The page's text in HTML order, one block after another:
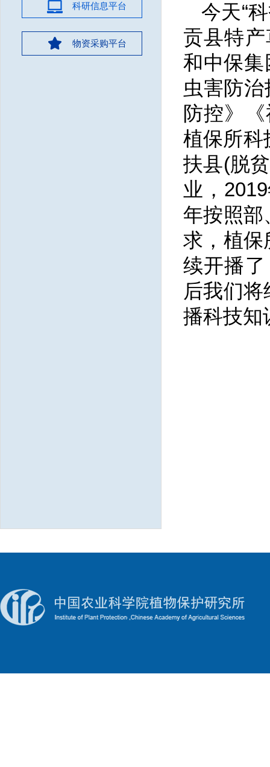
科研信息平台
物资采购平台
今天“
贡县特
和中保集
虫害防
防控》
植保所科
扶县(脱
业，
年按照部
求，植保
续开播
后我们
播科技知